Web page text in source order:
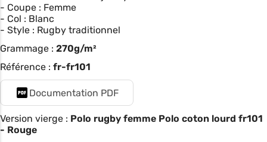
- Coupe : Femme
- Col : Blanc
- Style : Rugby traditionnel
Grammage : 270g/m²
Référence : fr-fr101
Documentation PDF
Version vierge : Polo rugby femme Polo coton lourd fr101
- Rouge